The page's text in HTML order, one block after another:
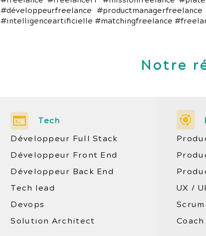
#développeurfreelance
#intelligenceartificielle #matchingfreelance
Notre
Tech
Développeur Full Stack
Développeur Front End
Développeur Back End
Tech lead
Devops
Solution Architect
UX /